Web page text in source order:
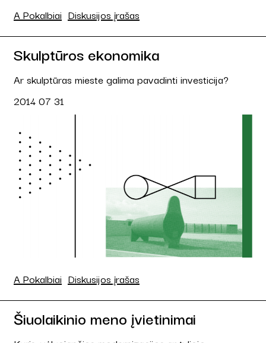
A Pokalbiai Diskusijos įrašas
Skulptūros ekonomika
Ar skulptūras mieste galima pavadinti investicija?
2014 07 31
A Pokalbiai Diskusijos įrašas
Šiuolaikinio meno įvietinimai